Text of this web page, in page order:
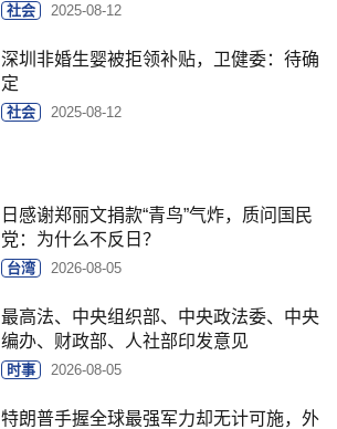
社会 2025-08-12
深圳非婚生婴被拒领补贴，卫健委：待确
定
社会 2025-08-12
日感谢郑丽文捐款“青鸟”气炸，质问国民
党：为什么不反日？
台湾 2026-08-05
最高法、中央组织部、中央政法委、中央
编办、财政部、人社部印发意见
时事 2026-08-05
特朗普手握全球最强军力却无计可施，外